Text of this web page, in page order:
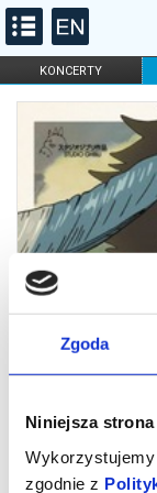
Zgoda
Niniejsza
Wykorzystujemy
zgodnie z
KONCERTY
FILHARMONIA
DLA DZIECI